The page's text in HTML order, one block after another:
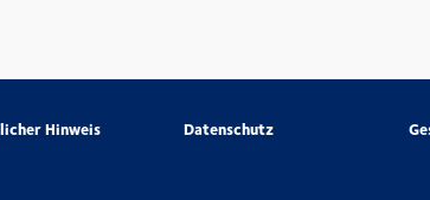
Hinweis Datenschutz